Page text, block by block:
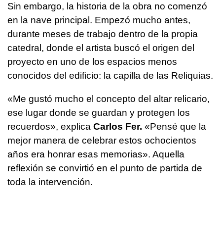
Sin embargo, la historia de la obra no comenzó
en la nave principal. Empezó mucho antes,
durante meses de trabajo dentro de la propia
catedral, donde el artista buscó el origen del
proyecto en uno de los espacios menos
conocidos del edificio: la capilla de las Reliquias.
«Me gustó mucho el concepto del altar relicario,
ese lugar donde se guardan y protegen los
recuerdos», explica Carlos Fer. «Pensé que la
mejor manera de celebrar estos ochocientos
años era honrar esas memorias». Aquella
reflexión se convirtió en el punto de partida de
toda la intervención.